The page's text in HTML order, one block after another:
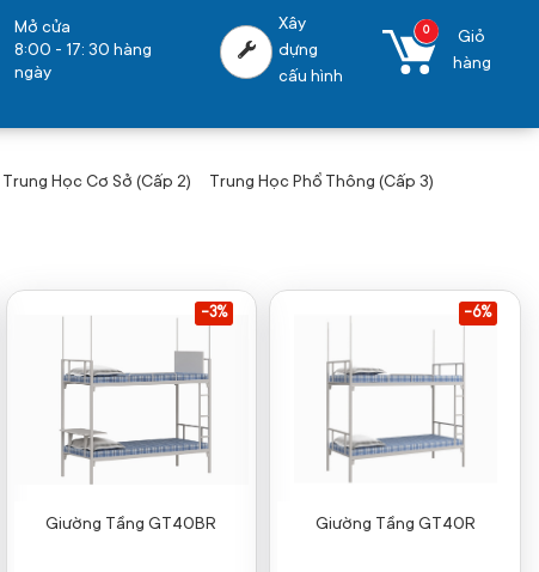
Mở cửa
8:00 - 17: 30 hàng
ngày
Xây
dựng
cấu hình
0
Giỏ
hàng
Trung Học Cơ Sở (Cấp 2) Trung Học Phổ Thông (Cấp 3)
Giường Tầng GT40BR
-3%
Giường Tầng GT40R
-6%